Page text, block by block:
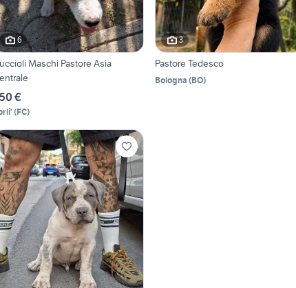
6
Maschi Pastore Asia
€
(FC)
3
Pastore Tedesco
Bologna (BO)